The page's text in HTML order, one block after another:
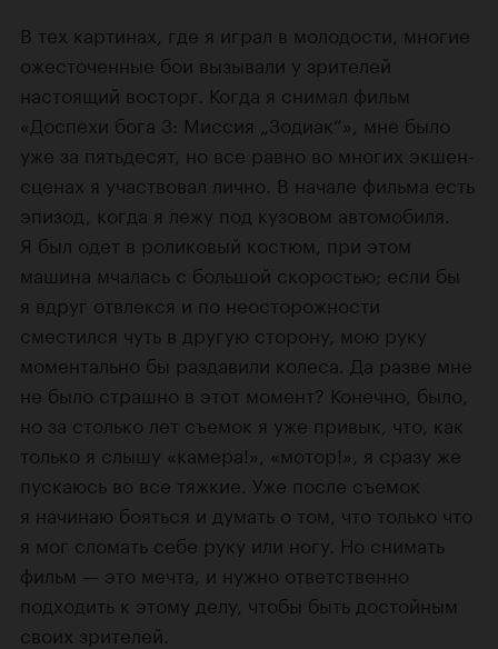
В тех картинах, где я играл в молодости, многие
ожесточенные бои вызывали у зрителей
настоящий восторг. Когда я снимал фильм
«Доспехи бога 3: Миссия „Зодиак“», мне было
уже за пятьдесят, но все равно во многих экшен-
сценах я участвовал лично. В начале фильма есть
эпизод, когда я лежу под кузовом автомобиля.
Я был одет в роликовый костюм, при этом
машина мчалась с большой скоростью; если бы
я вдруг отвлекся и по неосторожности
сместился чуть в другую сторону, мою руку
моментально бы раздавили колеса. Да разве мне
не было страшно в этот момент? Конечно, было,
но за столько лет съемок я уже привык, что, как
только я слышу «камера!», «мотор!», я сразу же
пускаюсь во все тяжкие. Уже после съемок
я начинаю бояться и думать о том, что только что
я мог сломать себе руку или ногу. Но снимать
фильм — это мечта, и нужно ответственно
подходить к этому делу, чтобы быть достойным
своих зрителей.